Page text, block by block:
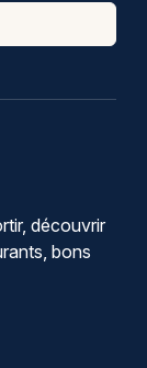
découvrir
bons